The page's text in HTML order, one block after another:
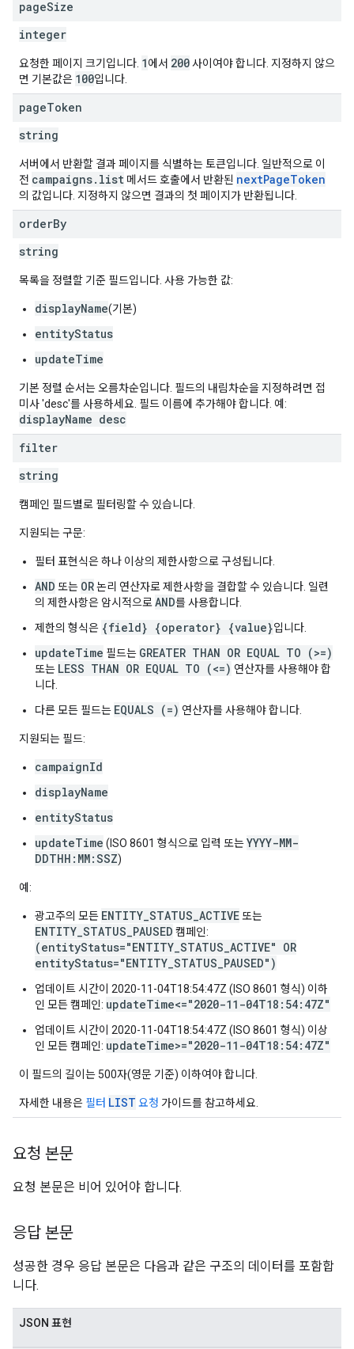
pageSize
integer
요청한 페이지 크기입니다. 1에서 200사이여야 합니다. 지정하지 않으
면 기본값은 100입니다.
pageToken
string
서버에서 반환할 결과 페이지를 식별하는 토큰입니다. 일반적으로 이
전 campaigns.list 메서드 호출에서 반환된 nextPageToken
의 값입니다. 지정하지 않으면 결과의 첫 페이지가 반환됩니다.
orderBy
string
목록을 정렬할 기준 필드입니다. 사용 가능한 값:
displayName(기본)
entityStatus
updateTime
기본 정렬 순서는 오름차순입니다. 필드의 내림차순을 지정하려면 접
미사 'desc'를 사용하세요. 필드 이름에 추가해야 합니다. 예:
displayName desc
filter
string
캠페인 필드별로 필터링할 수 있습니다.
지원되는 구문:
필터 표현식은 하나 이상의 제한사항으로 구성됩니다.
AND 또는 OR논리 연산자로 제한사항을 결합할 수 있습니다. 일련
의 제한사항은 암시적으로AND를 사용합니다.
제한의 형식은 {field} {operator} {value}입니다.
updateTime 필드는 GREATER THAN OR EQUAL TO (>=)
또는 LESS THAN OR EQUAL TO (<=) 연산자를 사용해야 합
니다.
다른 모든 필드는 EQUALS (=) 연산자를 사용해야 합니다.
지원되는 필드:
campaignId
displayName
entityStatus
updateTime (ISO 8601 형식으로 입력 또는YYYY-MM-
DDTHH:MM:SSZ)
예:
광고주의 모든 ENTITY_STATUS_ACTIVE 또는
ENTITY_STATUS_PAUSED 캠페인:
(entityStatus="ENTITY_STATUS_ACTIVE" OR
entityStatus="ENTITY_STATUS_PAUSED")
업데이트 시간이 2020-11-04T18:54:47Z (ISO 8601 형식) 이하
인 모든 캠페인: updateTime<="2020-11-04T18:54:47Z"
업데이트 시간이 2020-11-04T18:54:47Z (ISO 8601 형식) 이상
인 모든 캠페인: updateTime>="2020-11-04T18:54:47Z"
이 필드의 길이는 500자(영문 기준) 이하여야 합니다.
자세한 내용은 필터 LIST 요청 가이드를 참고하세요.
요청 본문
요청 본문은 비어 있어야 합니다.
응답 본문
성공한 경우 응답 본문은 다음과 같은 구조의 데이터를 포함합
니다.
JSON 표현